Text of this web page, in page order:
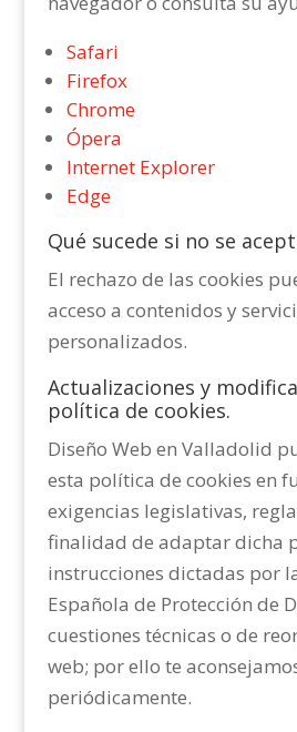
Safari
Firefox
Chrome
Ópera
Internet Explorer
Edge
Qué sucede si no se
El rechazo de las cookies
acceso a contenidos y
personalizados.
Actualizaciones y
política de cookies.
Diseño Web en Valladolid
esta política de cookies en
exigencias legislativas,
finalidad de adaptar dicha
instrucciones dictadas por
Española de Protección de
cuestiones técnicas o de
web; por ello te
periódicamente.